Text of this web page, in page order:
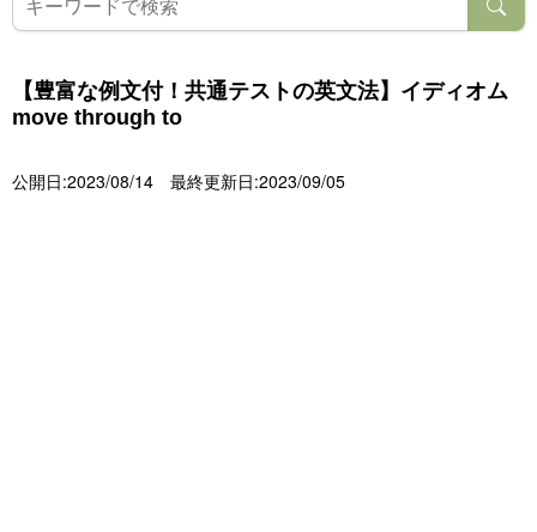
【豊富な例文付！共通テストの英文法】イディオム
move through to
公開日:2023/08/14 最終更新日:2023/09/05